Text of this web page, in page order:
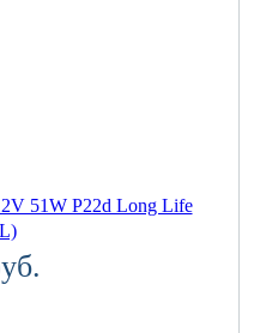
51W P22d Long Life